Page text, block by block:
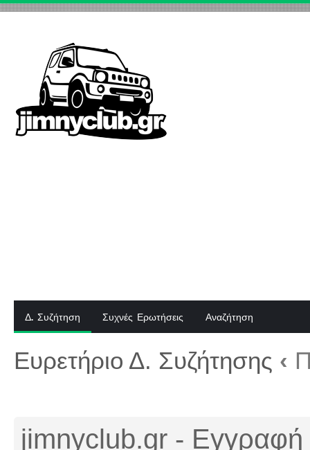
Δ. Συζήτηση Συχνές Ερωτήσεις Αναζήτηση
Ευρετήριο Δ. Συζήτησης ‹
jimnyclub.gr - Εγγραφή